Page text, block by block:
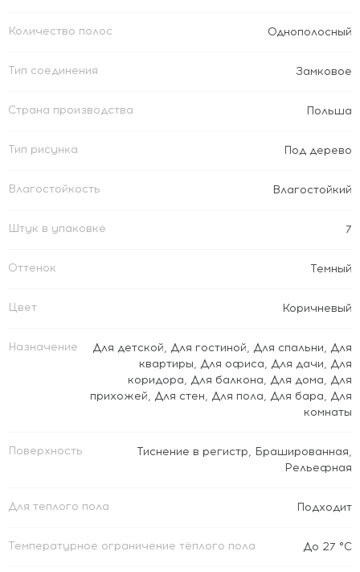
Количество полос Однополосный
Тип соединения Замковое
Страна производства Польша
Тип рисунка Под дерево
Влагостойкость Влагостойкий
Штук в упаковке 7
Оттенок Темный
Цвет Коричневый
Назначение Для детской, Для гостиной, Для спальни, Для
квартиры, Для офиса, Для дачи, Для
коридора, Для балкона, Для дома, Для
прихожей, Для стен, Для пола, Для бара, Для
комнаты
Поверхность Тиснение в регистр, Брашированная,
Рельефная
Для теплого пола Подходит
Температурное ограничение тёплого пола До 27 °C